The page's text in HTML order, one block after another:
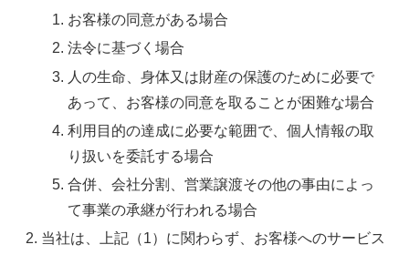
お客様の同意がある場合
法令に基づく場合
人の生命、身体又は財産の保護のために必要で
あって、お客様の同意を取ることが困難な場合
利用目的の達成に必要な範囲で、個人情報の取
り扱いを委託する場合
合併、会社分割、営業譲渡その他の事由によっ
て事業の承継が行われる場合
当社は、上記（1）に関わらず、お客様へのサービス